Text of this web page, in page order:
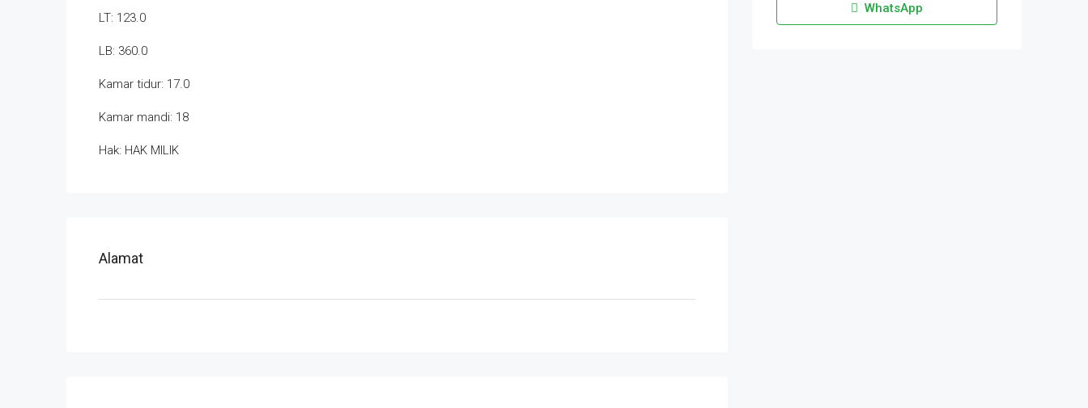
LT: 123.0
LB: 360.0
Kamar tidur: 17.0
Kamar mandi: 18
Hak: HAK MILIK
Alamat
WhatsApp